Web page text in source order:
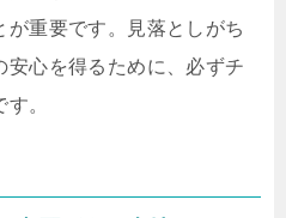
重要です。見落としがち
安心を得るために、必ずチ
。